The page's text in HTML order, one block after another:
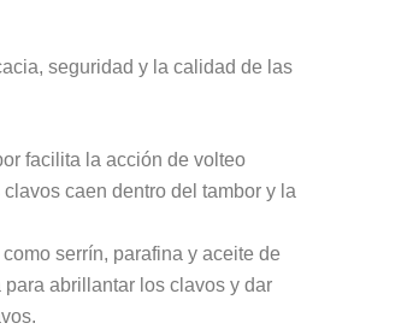
seguridad y la calidad de las
facilita la acción de volteo
caen dentro del tambor y la
serrín, parafina y aceite de
abrillantar los clavos y dar